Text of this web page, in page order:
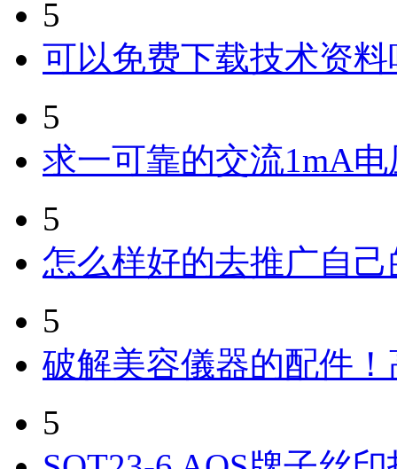
5
可以免费下载技术资料
5
求一可靠的交流1mA
5
怎么样好的去推广自
5
破解美容儀器的配件
5